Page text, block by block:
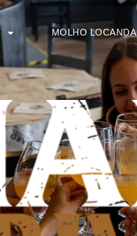
MOLHO LOCANDA